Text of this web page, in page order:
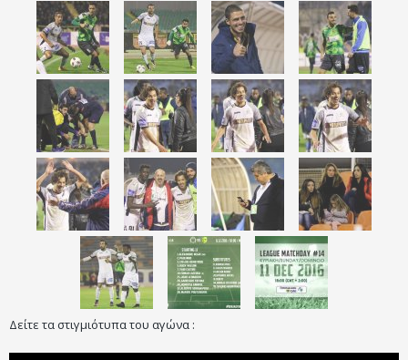
Δείτε τα στιγμιότυπα του αγώνα :